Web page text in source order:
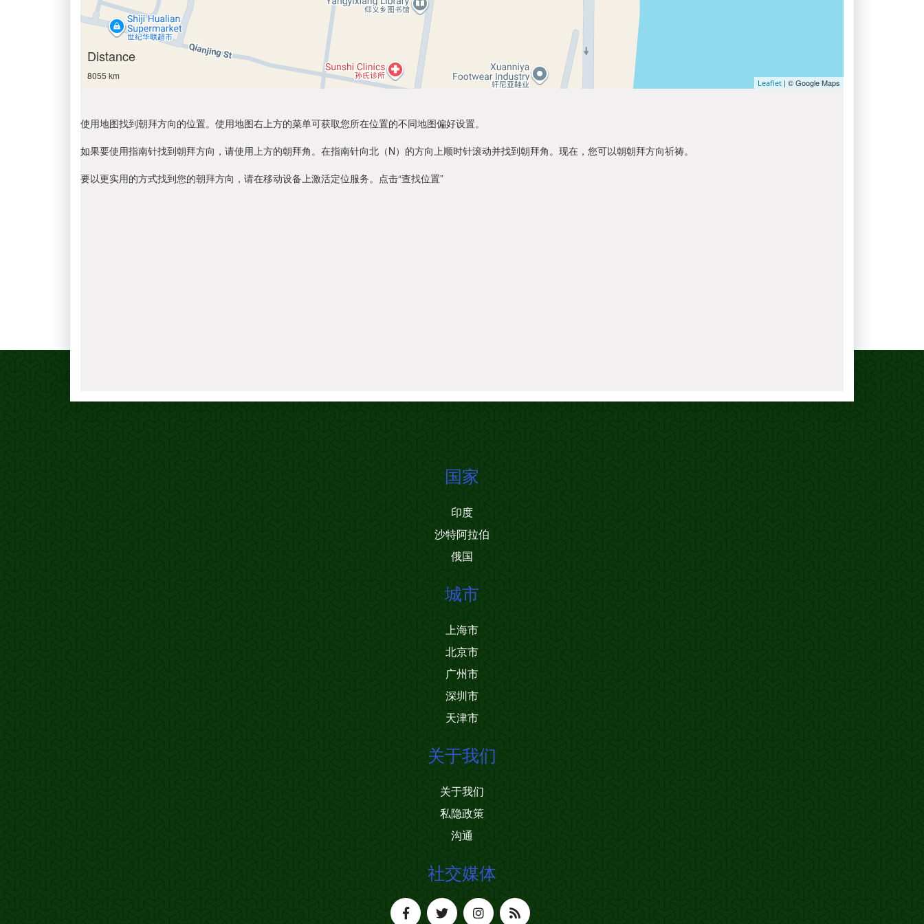
Distance
8055 km
Leaflet | © Google Maps
使用地图找到朝拜方向的位置。使用地图右上方的菜单可获取您所在位置的不同地图偏好设置。
如果要使用指南针找到朝拜方向，请使用上方的朝拜角。在指南针向北（N）的方向上顺时针滚动并找到朝拜角。现在，您可以朝朝拜方向祈祷。
要以更实用的方式找到您的朝拜方向，请在移动设备上激活定位服务。点击“查找位置”
国家
印度
沙特阿拉伯
俄国
城市
上海市
北京市
广州市
深圳市
天津市
关于我们
关于我们
私隐政策
沟通
社交媒体